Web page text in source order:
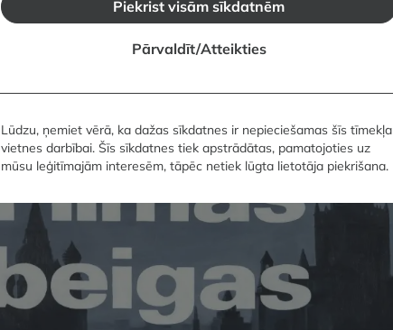
Piekrist visām sīkdatnēm
Pārvaldīt/Atteikties
Lūdzu, ņemiet vērā, ka dažas sīkdatnes ir nepieciešamas šīs tīmekļa
vietnes darbībai. Šīs sīkdatnes tiek apstrādātas, pamatojoties uz
mūsu leģitīmajām interesēm, tāpēc netiek lūgta lietotāja piekrišana.